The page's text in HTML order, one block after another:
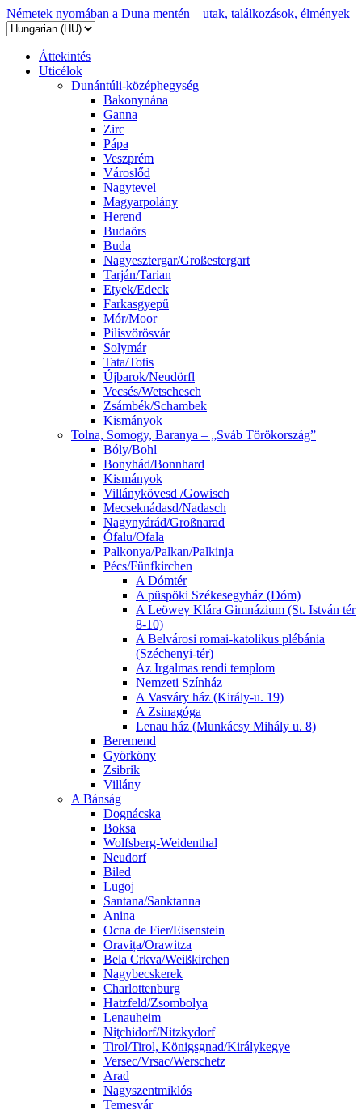
Németek nyomában a Duna mentén – utak, találkozások, élmények
Áttekintés
Uticélok
Dunántúli-középhegység
Bakonynána
Ganna
Zirc
Pápa
Veszprém
Városlőd
Nagytevel
Magyarpolány
Herend
Budaörs
Buda
Nagyesztergar/Großestergart
Tarján/Tarian
Etyek/Edeck
Farkasgyepű
Mór/Moor
Pilisvörösvár
Solymár
Tata/Totis
Újbarok/Neudörfl
Vecsés/Wetschesch
Zsámbék/Schambek
Kismányok
Tolna, Somogy, Baranya – „Sváb Törökország”
Bóly/Bohl
Bonyhád/Bonnhard
Kismányok
Villánykövesd /Gowisch
Mecseknádasd/Nadasch
Nagynyárád/Großnarad
Ófalu/Ofala
Palkonya/Palkan/Palkinja
Pécs/Fünfkirchen
A Dómtér
A püspöki Székesegyház (Dóm)
A Leöwey Klára Gimnázium (St. István tér
8-10)
A Belvárosi romai-katolikus plébánia
(Széchenyi-tér)
Az Irgalmas rendi templom
Nemzeti Színház
A Vasváry ház (Király-u. 19)
A Zsinagóga
Lenau ház (Munkácsy Mihály u. 8)
Beremend
Györköny
Zsibrik
Villány
A Bánság
Dognácska
Boksa
Wolfsberg-Weidenthal
Neudorf
Biled
Lugoj
Santana/Sanktanna
Anina
Ocna de Fier/Eisenstein
Oravița/Orawitza
Bela Crkva/Weißkirchen
Nagybecskerek
Charlottenburg
Hatzfeld/Zsombolya
Lenauheim
Niţchidorf/Nitzkydorf
Tirol/Tirol, Königsgnad/Királykegye
Versec/Vrsac/Werschetz
Arad
Nagyszentmiklós
Temesvár